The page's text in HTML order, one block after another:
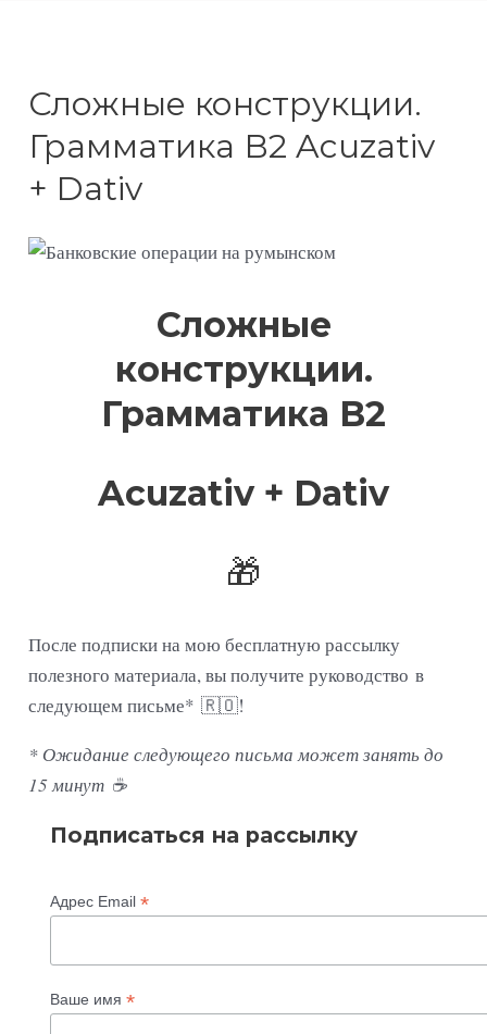
Сложные конструкции.
Грамматика В2 Acuzativ
+ Dativ
Сложные
конструкции.
Грамматика В2
Acuzativ + Dativ
🎁
После подписки на мою бесплатную рассылку
полезного материала, вы получите руководство в
следующем письме* 🇷🇴!
* Ожидание следующего письма может занять до
15 минут ☕️
Подписаться на рассылку
Адрес Email*
Ваше имя*